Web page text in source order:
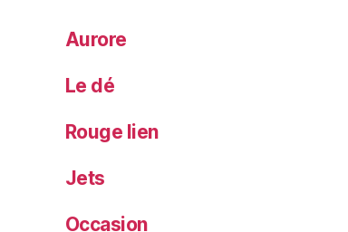
Aurore
Le dé
Rouge lien
Jets
Occasion